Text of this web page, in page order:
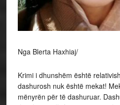
Nga Blerta Haxhiaj/
Krimi i dhunshëm është
dashurosh nuk është mekat!
mënyrën për të dashuruar.